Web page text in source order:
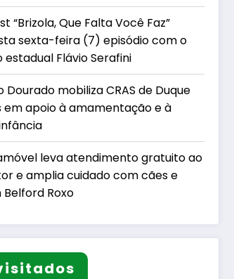
“Brizola, Que Falta Você Faz”
sexta-feira (7) episódio com o
Flávio Serafini
Dourado mobiliza CRAS de Duque
em apoio à amamentação e à
leva atendimento gratuito ao
e amplia cuidado com cães e
Roxo